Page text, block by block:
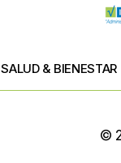
SALUD & BIENESTAR
©